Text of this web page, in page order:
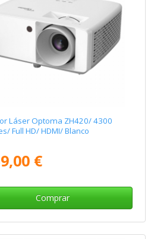
Láser Optoma ZH420/ 4300
Full HD/ HDMI/ Blanco
€
Comprar